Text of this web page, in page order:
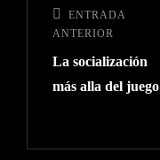
ENTRADA
ANTERIOR
La socialización
más alla del juego